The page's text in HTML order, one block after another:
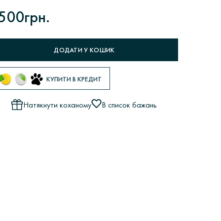
ДОДАТИ У КОШИК
КУПИТИ В КРЕДИТ
Натякнути коханому В список бажань